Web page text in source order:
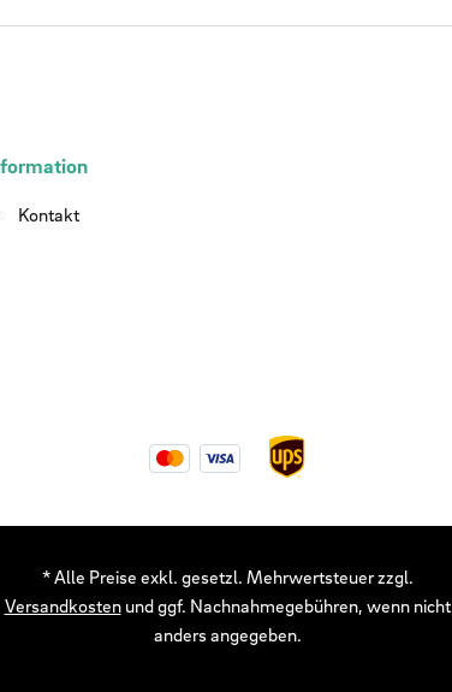
Kontakt
* Alle Preise exkl. gesetzl. Mehrwertsteuer zzgl.
Versandkostenund ggf. Nachnahmegebühren, wenn nicht
anders angegeben.